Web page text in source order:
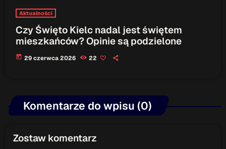
Aktualności
Czy Święto Kielc nadal jest świętem
mieszkańców? Opinie są podzielone
today 29 czerwca 2026 22
Komentarze do wpisu (0)
Zostaw komentarz